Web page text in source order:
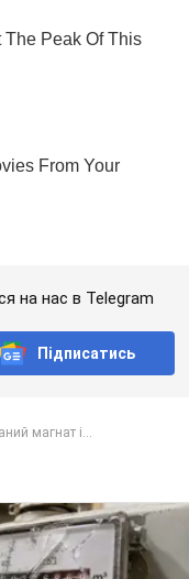
на нас в Telegram
Підписатись
магнат і...